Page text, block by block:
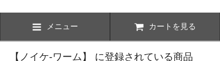
メニュー カートを見る
【ノイケ-ワーム】 に登録されている商品